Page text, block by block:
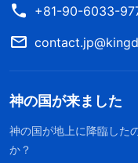
+81-90-6033-
神の国が来ました
神の国が地上に降臨した
か？